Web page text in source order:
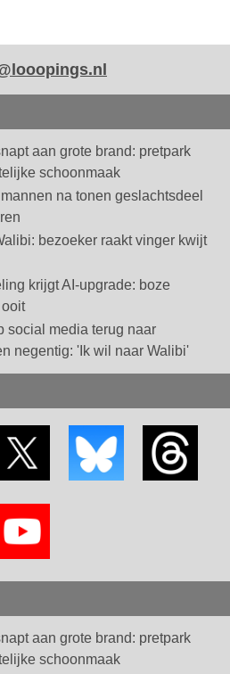
aan grote brand: pretpark
schoonmaak
na tonen geslachtsdeel
bezoeker raakt vinger kwijt
krijgt AI-upgrade: boze
social media terug naar
negentig: 'Ik wil naar Walibi'
aan grote brand: pretpark
schoonmaak